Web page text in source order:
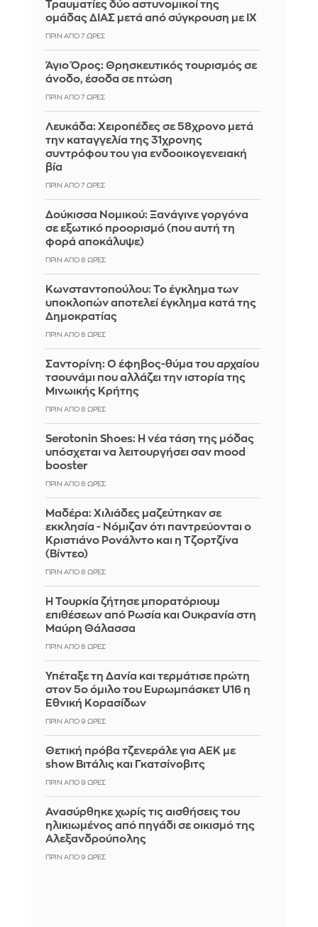
Τραυματίες δύο αστυνομικοί της
ομάδας ΔΙΑΣ μετά από σύγκρουση με ΙΧ
ΠΡΙΝ ΑΠΌ 7 ΏΡΕΣ
Άγιο Όρος: Θρησκευτικός τουρισμός σε
άνοδο, έσοδα σε πτώση
ΠΡΙΝ ΑΠΌ 7 ΏΡΕΣ
Λευκάδα: Χειροπέδες σε 58χρονο μετά
την καταγγελία της 31χρονης
συντρόφου του για ενδοοικογενειακή
βία
ΠΡΙΝ ΑΠΌ 7 ΏΡΕΣ
Δούκισσα Νομικού: Ξανάγινε γοργόνα
σε εξωτικό προορισμό (που αυτή τη
φορά αποκάλυψε)
ΠΡΙΝ ΑΠΌ 8 ΏΡΕΣ
Κωνσταντοπούλου: Το έγκλημα των
υποκλοπών αποτελεί έγκλημα κατά της
Δημοκρατίας
ΠΡΙΝ ΑΠΌ 8 ΏΡΕΣ
Σαντορίνη: Ο έφηβος-θύμα του αρχαίου
τσουνάμι που αλλάζει την ιστορία της
Μινωικής Κρήτης
ΠΡΙΝ ΑΠΌ 8 ΏΡΕΣ
Serotonin Shoes: Η νέα τάση της μόδας
υπόσχεται να λειτουργήσει σαν mood
booster
ΠΡΙΝ ΑΠΌ 8 ΏΡΕΣ
Μαδέρα: Χιλιάδες μαζεύτηκαν σε
εκκλησία - Νόμιζαν ότι παντρεύονται ο
Κριστιάνο Ρονάλντο και η Τζορτζίνα
(Βίντεο)
ΠΡΙΝ ΑΠΌ 8 ΏΡΕΣ
Η Τουρκία ζήτησε μπορατόριουμ
επιθέσεων από Ρωσία και Ουκρανία στη
Μαύρη Θάλασσα
ΠΡΙΝ ΑΠΌ 8 ΏΡΕΣ
Υπέταξε τη Δανία και τερμάτισε πρώτη
στον 5ο όμιλο του Ευρωμπάσκετ U16 η
Εθνική Κορασίδων
ΠΡΙΝ ΑΠΌ 9 ΏΡΕΣ
Θετική πρόβα τζενεράλε για ΑΕΚ με
show Βιτάλις και Γκατσίνοβιτς
ΠΡΙΝ ΑΠΌ 9 ΏΡΕΣ
Ανασύρθηκε χωρίς τις αισθήσεις του
ηλικιωμένος από πηγάδι σε οικισμό της
Αλεξανδρούπολης
ΠΡΙΝ ΑΠΌ 9 ΏΡΕΣ